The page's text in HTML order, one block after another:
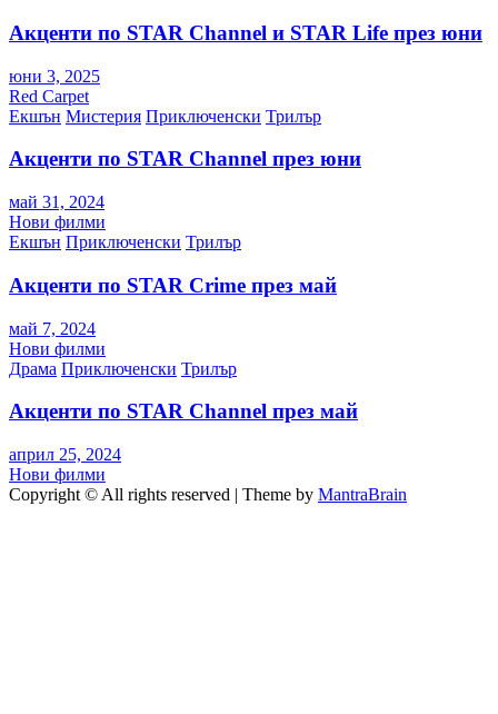
Акценти по STAR Channel и STAR Life през юни
юни 3, 2025
Red Carpet
Екшън Мистерия Приключенски Трилър
Акценти по STAR Channel през юни
май 31, 2024
Нови филми
Екшън Приключенски Трилър
Акценти по STAR Crime през май
май 7, 2024
Нови филми
Драма Приключенски Трилър
Акценти по STAR Channel през май
април 25, 2024
Нови филми
Copyright © All rights reserved | Theme by MantraBrain